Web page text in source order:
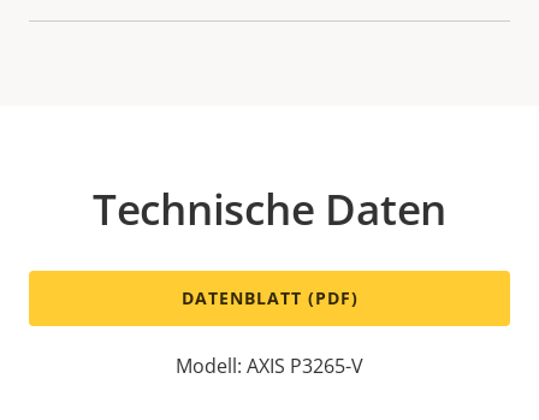
Technische Daten
DATENBLATT (PDF)
Modell: AXIS P3265-V